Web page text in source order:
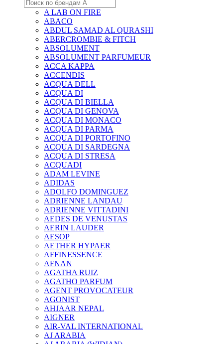
A LAB ON FIRE
ABACO
ABDUL SAMAD AL QURASHI
ABERCROMBIE & FITCH
ABSOLUMENT
ABSOLUMENT PARFUMEUR
ACCA KAPPA
ACCENDIS
ACQUA DELL
ACQUA DI
ACQUA DI BIELLA
ACQUA DI GENOVA
ACQUA DI MONACO
ACQUA DI PARMA
ACQUA DI PORTOFINO
ACQUA DI SARDEGNA
ACQUA DI STRESA
ACQUADI
ADAM LEVINE
ADIDAS
ADOLFO DOMINGUEZ
ADRIENNE LANDAU
ADRIENNE VITTADINI
AEDES DE VENUSTAS
AERIN LAUDER
AESOP
AETHER HYPAER
AFFINESSENCE
AFNAN
AGATHA RUIZ
AGATHO PARFUM
AGENT PROVOCATEUR
AGONIST
AHJAAR NEPAL
AIGNER
AIR-VAL INTERNATIONAL
AJ ARABIA